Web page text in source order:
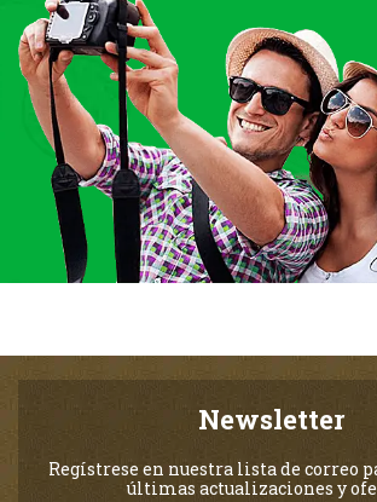
Newsletter
Regístrese en nuestra lista de correo
últimas actualizaciones y